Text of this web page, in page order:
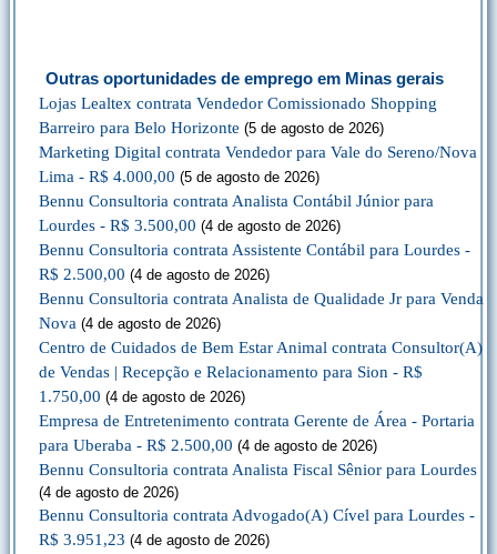
Outras oportunidades de emprego em Minas gerais
Lojas Lealtex contrata Vendedor Comissionado Shopping
Barreiro para Belo Horizonte (5 de agosto de 2026)
Marketing Digital contrata Vendedor para Vale do Sereno/Nova
Lima - R$ 4.000,00 (5 de agosto de 2026)
Bennu Consultoria contrata Analista Contábil Júnior para
Lourdes - R$ 3.500,00 (4 de agosto de 2026)
Bennu Consultoria contrata Assistente Contábil para Lourdes -
R$ 2.500,00 (4 de agosto de 2026)
Bennu Consultoria contrata Analista de Qualidade Jr para Venda
Nova (4 de agosto de 2026)
Centro de Cuidados de Bem Estar Animal contrata Consultor(A)
de Vendas | Recepção e Relacionamento para Sion - R$
1.750,00 (4 de agosto de 2026)
Empresa de Entretenimento contrata Gerente de Área - Portaria
para Uberaba - R$ 2.500,00 (4 de agosto de 2026)
Bennu Consultoria contrata Analista Fiscal Sênior para Lourdes
(4 de agosto de 2026)
Bennu Consultoria contrata Advogado(A) Cível para Lourdes -
R$ 3.951,23 (4 de agosto de 2026)